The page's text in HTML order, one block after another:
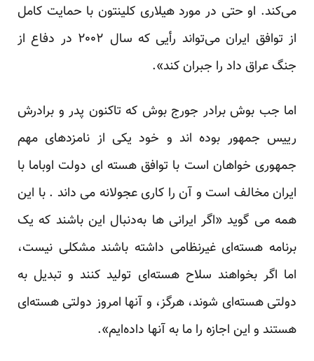
می‌کند. او حتی در مورد هیلاری کلینتون با حمایت کامل
از توافق ایران می‌تواند رأیی که سال ۲۰۰۲ در دفاع از
جنگ عراق داد را جبران کند».
اما جب بوش برادر جورج بوش که تاکنون پدر و برادرش
رییس جمهور بوده اند و خود یکی از نامزدهای مهم
جمهوری خواهان است با توافق هسته ای دولت اوباما با
ایران مخالف است و آن را کاری عجولانه می داند . با این
همه می گوید «اگر ایرانی ها به‌دنبال این باشند که یک
برنامه هسته‌ای غیرنظامی داشته باشند مشکلی نیست،
اما اگر بخواهند سلاح هسته‌ای تولید کنند و تبدیل به
دولتی هسته‌ای شوند، هرگز، و آنها امروز دولتی هسته‌ای
هستند و این اجازه را ما به آنها داده‌ایم».